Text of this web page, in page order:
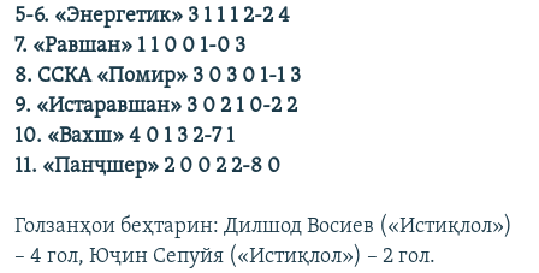
5-6. «Энергетик» 3 1 1 1 2-2 4
7. «Равшан» 1 1 0 0 1-0 3
8. ССКА «Помир» 3 0 3 0 1-1 3
9. «Истаравшан» 3 0 2 1 0-2 2
10. «Вахш» 4 0 1 3 2-7 1
11. «Панҷшер» 2 0 0 2 2-8 0
Голзанҳои беҳтарин: Дилшод Восиев («Истиқлол»)
– 4 гол, Юҷин Сепуйя («Истиқлол») – 2 гол.